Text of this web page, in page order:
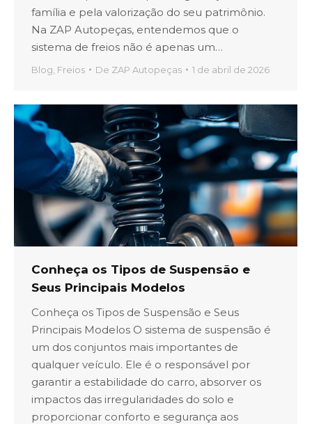
família e pela valorização do seu patrimônio.
Na ZAP Autopeças, entendemos que o
sistema de freios não é apenas um…
Blog Freios De ZAP Autopeças 1 de abril de 2026
Conheça os Tipos de Suspensão e
Seus Principais Modelos
Conheça os Tipos de Suspensão e Seus
Principais Modelos O sistema de suspensão é
um dos conjuntos mais importantes de
qualquer veículo. Ele é o responsável por
garantir a estabilidade do carro, absorver os
impactos das irregularidades do solo e
proporcionar conforto e segurança aos